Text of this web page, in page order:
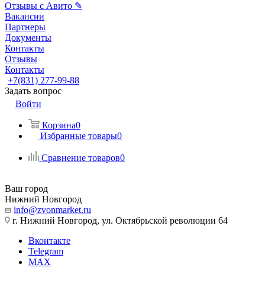
Отзывы с Авито ✎
Вакансии
Партнеры
Документы
Контакты
Отзывы
Контакты
+7(831) 277-99-88
Задать вопрос
Войти
Корзина0
Избранные товары0
Сравнение товаров0
Ваш город
Нижний Новгород
info@zvonmarket.ru
г. Нижний Новгород, ул. Октябрьской революции 64
Вконтакте
Telegram
MAX